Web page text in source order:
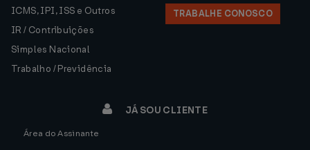
ICMS, IPI, ISS e Outros
IR / Contribuições
Simples Nacional
Trabalho / Previdência
TRABALHE CONOSCO
JÁ SOU CLIENTE
Área do Assinante